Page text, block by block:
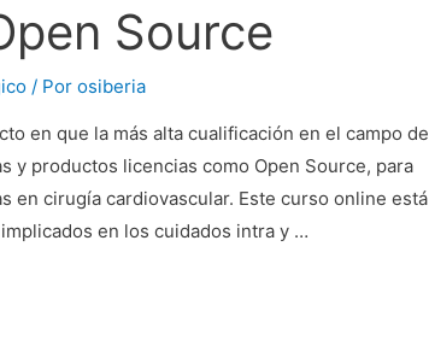
Source
/ Porosiberia
en que la más alta cualificación en el campo de
y productos licencias como Open Source, para
en cirugía cardiovascular. Este curso online está
en los cuidados intra y …